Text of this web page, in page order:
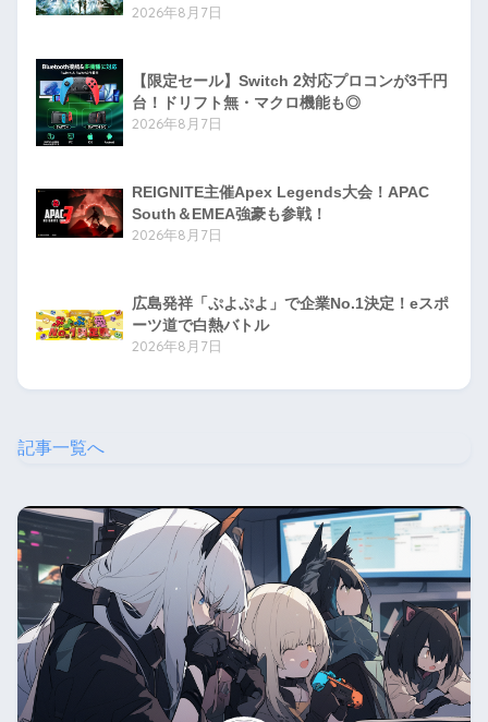
2026年8月7日
【限定セール】Switch 2対応プロコンが3千円
台！ドリフト無・マクロ機能も◎
2026年8月7日
REIGNITE主催Apex Legends大会！APAC
South＆EMEA強豪も参戦！
2026年8月7日
広島発祥「ぷよぷよ」で企業No.1決定！eスポ
ーツ道で白熱バトル
2026年8月7日
記事一覧へ